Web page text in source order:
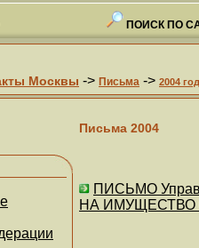
ПОИСК ПО
Москвы -> Письма -> 2004 год
Письма 2004
ПИСЬМО
НА